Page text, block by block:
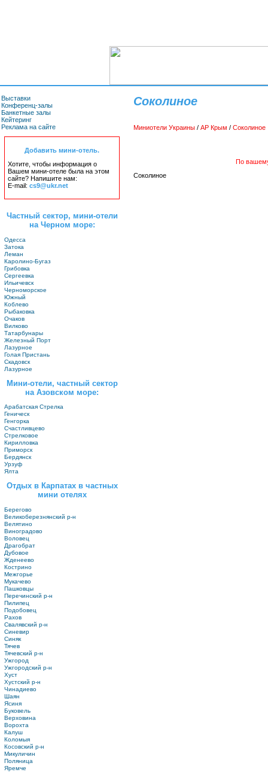
Выставки
Конференц-залы
Банкетные залы
Кейтеринг
Реклама на сайте
Добавить мини-отель.
Хотите, чтобы информация о
Вашем мини-отеле была на этом
сайте? Напишите нам:
E-mail: cs9@ukr.net
Частный сектор, мини-отели
на Черном море:
Одесса
Затока
Леман
Каролино-Бугаз
Грибовка
Сергеевка
Ильичевск
Черноморское
Южный
Коблево
Рыбаковка
Очаков
Вилково
Татарбунары
Железный Порт
Лазурное
Голая Пристань
Скадовск
Лазурное
Мини-отели, частный сектор
на Азовском море:
Арабатская Стрелка
Геническ
Генгорка
Счастливцево
Стрелковое
Кирилловка
Приморск
Бердянск
Урзуф
Ялта
Отдых в Карпатах в частных
мини отелях
Берегово
Великоберезнянский р-н
Велятино
Виноградово
Воловец
Драгобрат
Дубовое
Жденеево
Кострино
Межгорье
Мукачево
Пашковцы
Перечинский р-н
Пилипец
Подобовец
Рахов
Свалявский р-н
Синевир
Синяк
Тячев
Тячевский р-н
Ужгород
Ужгородский р-н
Хуст
Хустский р-н
Чинадиево
Шаян
Ясиня
Буковель
Верховина
Ворохта
Калуш
Коломыя
Косовский р-н
Микуличин
Поляница
Яремче
Соколиное
Миниотели Украины / АР Крым / Соколиное
По
Соколиное